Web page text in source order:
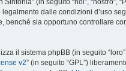
dalle condizioni d’uso
benché sia opportuno controllare
il sistema phpBB (in seguito
v2” (in seguito “GPL”)